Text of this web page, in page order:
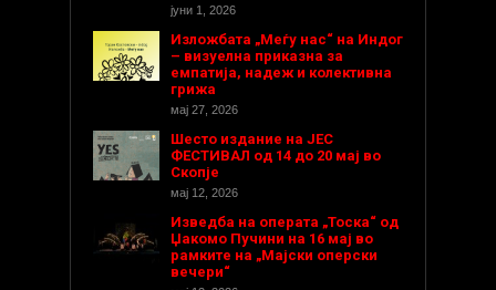
јуни 1, 2026
Изложбата „Меѓу нас“ на Индог
– визуелна приказна за
емпатија, надеж и колективна
грижа
мај 27, 2026
Шесто издание на ЈЕС
ФЕСТИВАЛ од 14 до 20 мај во
Скопје
мај 12, 2026
Изведба на операта „Тоска“ од
Џакомо Пучини на 16 мај во
рамките на „Мајски оперски
вечери“